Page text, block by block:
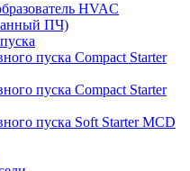
HVAC
ПЧ)
пуска Compact Starter
пуска Compact Starter
пуска Soft Starter MCD